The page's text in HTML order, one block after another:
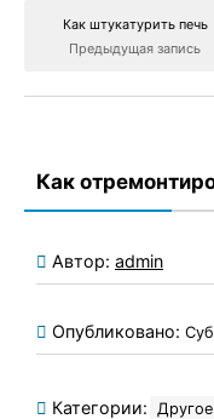
Как штукатурить печь
Предыдущая запись
Как
Автор: admin
Опубликовано:
Категории: Другое